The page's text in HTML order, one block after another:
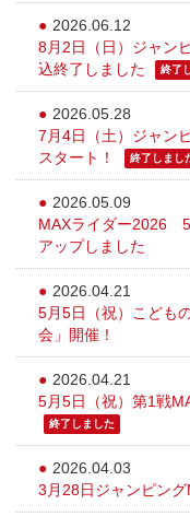
2026.06.12
8月2日（日）ジャン
込終了しました
終了
2026.05.28
7月4日（土）ジャン
スタート！
終了しまし
2026.05.09
MAXライダー2026
アップしました
2026.04.21
5月5日（祝）こども
会」開催！
2026.04.21
5月5日（祝）第1戦
終了しました
2026.04.03
3月28日ジャンピン